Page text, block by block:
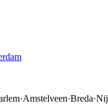
·Amstelveen·Breda·